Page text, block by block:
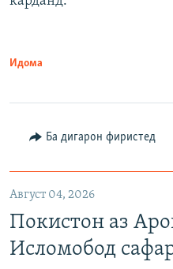
Идома
Ба дигарон фиристед
Август 04, 2026
Покистон аз
Исломобод